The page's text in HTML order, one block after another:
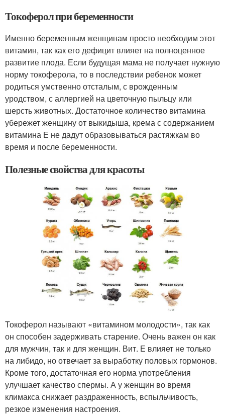
Токоферол при беременности
Именно беременным женщинам просто необходим этот
витамин, так как его дефицит влияет на полноценное
развитие плода. Если будущая мама не получает нужную
норму токоферола, то в последствии ребенок может
родиться умственно отсталым, с врожденным
уродством, с аллергией на цветочную пыльцу или
шерсть животных. Достаточное количество витамина
убережет женщину от выкидыша, крема с содержанием
витамина Е не дадут образовываться растяжкам во
время и после беременности.
Полезные свойства для красоты
Токоферол называют «витамином молодости», так как
он способен задерживать старение. Очень важен он как
для мужчин, так и для женщин. Вит. Е влияет не только
на либидо, но отвечает за выработку половых гормонов.
Кроме того, достаточная его норма употребления
улучшает качество спермы. А у женщин во время
климакса снижает раздраженность, вспыльчивость,
резкое изменения настроения.